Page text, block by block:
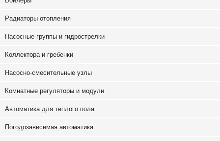
Радиаторы отопления
Насосные группы и гидрострелки
Коллектора и гребенки
Насосно-смесительные узлы
Комнатные регуляторы и модули
Автоматика для теплого пола
Погодозависимая автоматика